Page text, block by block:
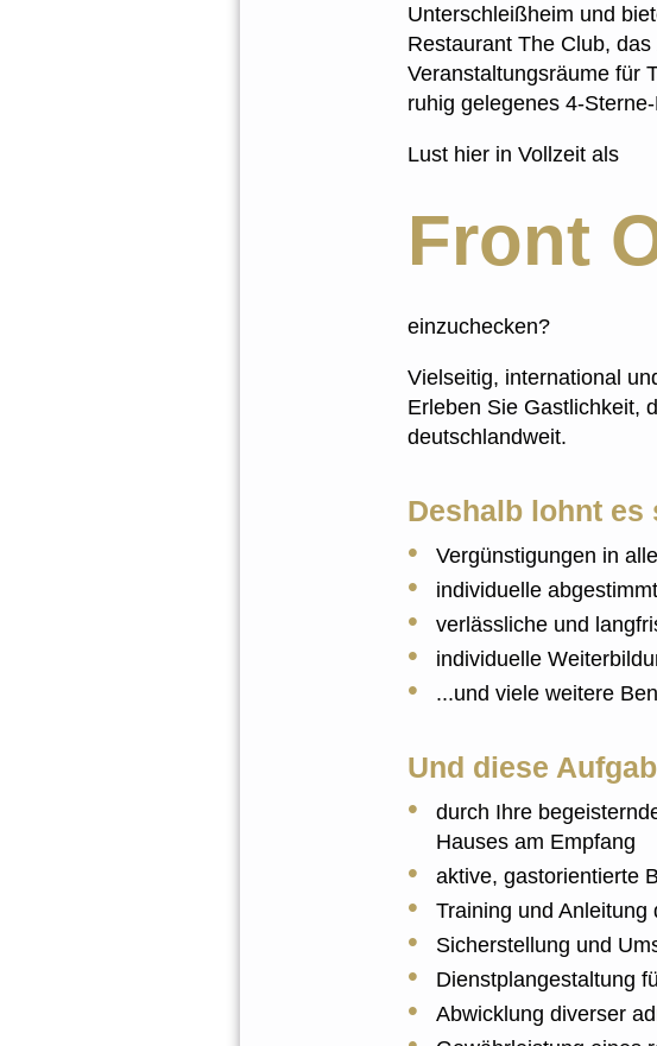
Unterschleißheim und
Restaurant The Club,
Veranstaltungsräume für
ruhig gelegenes 4-
Lust hier in Vollzeit als
Front
einzuchecken?
Vielseitig, international
Erleben Sie Gastlichkeit,
deutschlandweit.
Deshalb lohnt es
Vergünstigungen in
individuelle
verlässliche und
individuelle
...und viele weitere
Und diese
durch Ihre
Hauses am Empfang
aktive, gastorientierte
Training und Anleitung
Sicherstellung und
Dienstplangestaltung
Abwicklung diverser